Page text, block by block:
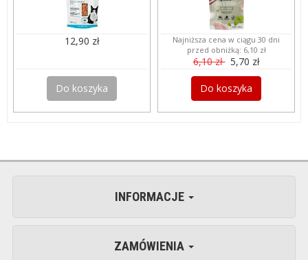
12,90 zł
Do koszyka
Najniższa cena w ciągu 30 dni
przed obniżką: 6,10 zł
6,10 zł 5,70 zł
Do koszyka
INFORMACJE
ZAMÓWIENIA